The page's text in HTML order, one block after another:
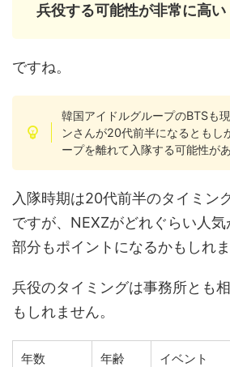
兵役する可能性が非常に高い
ですね。
韓国アイドルグループのBTSも
ンさんが20代前半になるともし
ープを離れて入隊する可能性があ
入隊時期は20代前半のタイミン
ですが、NEXZがどれぐらい人気
部分もポイントになるかもしれま
兵役のタイミングは事務所とも
もしれません。
年数 年齢 イベント